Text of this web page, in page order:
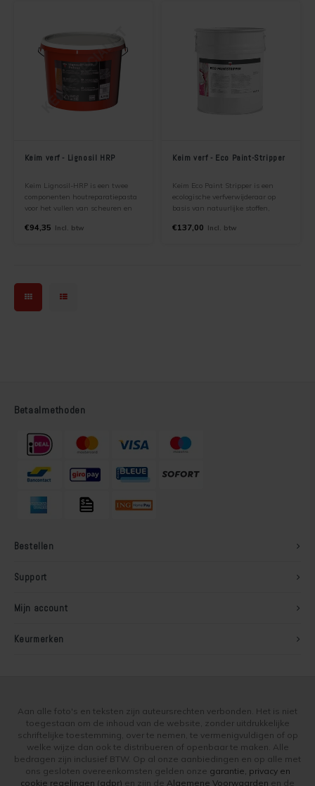
Keim verf - Lignosil HRP
Keim Lignosil-HRP is een twee
componenten houtreparatiepasta
voor het vullen van scheuren en
product betsaat uit een poeder
€94,35 Incl. btw
Keim verf - Eco Paint-Stripper
Keim Eco Paint Stripper is een
ecologische verfverwijderaar op
basis van natuurlijke stoffen,
methyleenchloride of NMP. Het
€137,00 Incl. btw
Betaalmethoden
Bestellen
Support
Mijn account
Keurmerken
Aan alle foto's en teksten zijn auteursrechten verbonden. Het is niet
toegestaan om de inhoud van de website, zonder uitdrukkelijke
schriftelijke toestemming, over te nemen, te vermenigvuldigen of op
welke wijze dan ook te distribueren of openbaar te maken. Alle
bedragen zijn inclusief BTW. Op al onze aanbiedingen en op alle met
ons gesloten overeenkomsten gelden onze garantie, privacy en
cookie regelingen (gdpr) en zijn de Algemene Voorwaarden en de